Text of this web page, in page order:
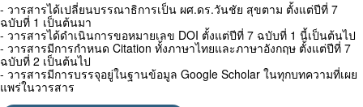
- วารสารได้เปลี่ยนบรรณาธิการเป็น ผศ.ดร.วันชัย สุขตาม ตั้งแต่ปีที่ 7
ฉบับที่ 1 เป็นต้นมา
- วารสารได้ดำเนินการขอหมายเลข DOI ตั้งแต่ปีที่ 7 ฉบับที่ 1 นี้เป็นต้นไป
- วารสารมีการกำหนด Citation ทั้งภาษาไทยและภาษาอังกฤษ ตั้งแต่ปีที่ 7
ฉบับที่ 2 เป็นต้นไป
- วารสารมีการบรรจุอยู่ในฐานข้อมูล Google Scholar ในทุกบทความที่เผย
แพร่ในวารสาร